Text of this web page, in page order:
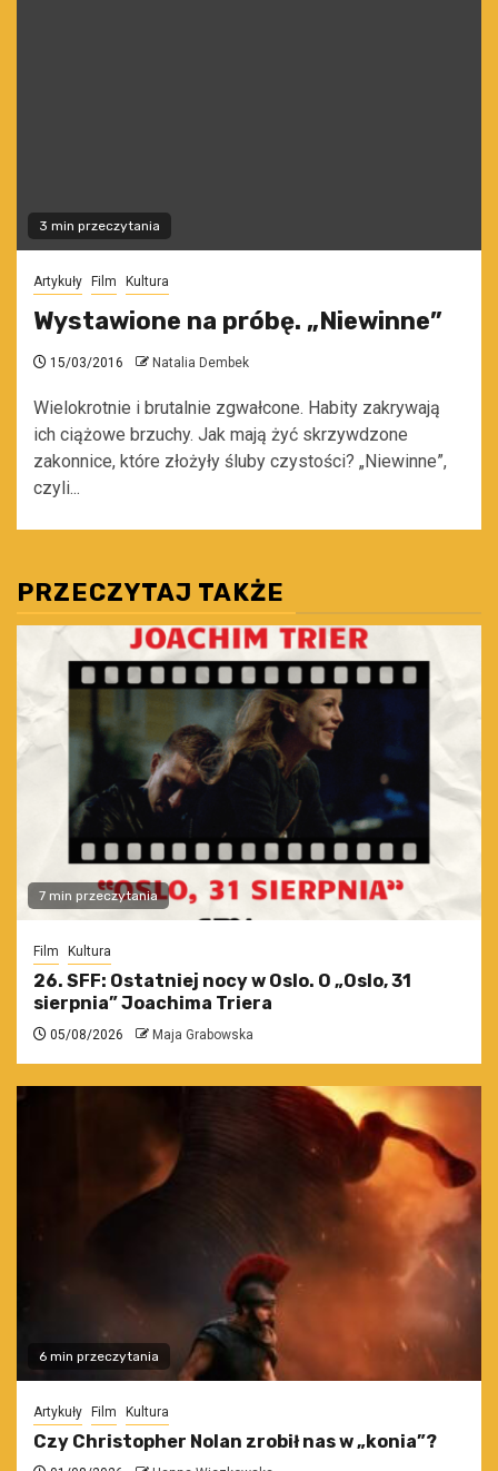
3 min przeczytania
Artykuły Film Kultura
Wystawione na próbę. „Niewinne”
15/03/2016 Natalia Dembek
Wielokrotnie i brutalnie zgwałcone. Habity zakrywają
ich ciążowe brzuchy. Jak mają żyć skrzywdzone
zakonnice, które złożyły śluby czystości? „Niewinne”,
czyli...
PRZECZYTAJ TAKŻE
7 min przeczytania
Film Kultura
26. SFF: Ostatniej nocy w Oslo. O „Oslo, 31
sierpnia” Joachima Triera
05/08/2026 Maja Grabowska
6 min przeczytania
Artykuły Film Kultura
Czy Christopher Nolan zrobił nas w „konia”?